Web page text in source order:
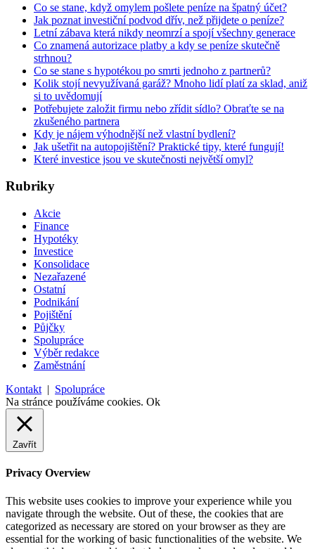
Co se stane, když omylem pošlete peníze na špatný účet?
Jak poznat investiční podvod dřív, než přijdete o peníze?
Letní zábava která nikdy neomrzí a spojí všechny generace
Co znamená autorizace platby a kdy se peníze skutečně
strhnou?
Co se stane s hypotékou po smrti jednoho z partnerů?
Kolik stojí nevyužívaná garáž? Mnoho lidí platí za sklad, aniž
si to uvědomují
Potřebujete založit firmu nebo zřídit sídlo? Obraťte se na
zkušeného partnera
Kdy je nájem výhodnější než vlastní bydlení?
Jak ušetřit na autopojištění? Praktické tipy, které fungují!
Které investice jsou ve skutečnosti největší omyl?
Rubriky
Akcie
Finance
Hypotéky
Investice
Konsolidace
Nezařazené
Ostatní
Podnikání
Pojištění
Půjčky
Spolupráce
Výběr redakce
Zaměstnání
Kontakt | Spolupráce
Na stránce používáme cookies. Ok
Zavřít
Privacy Overview
This website uses cookies to improve your experience while you
navigate through the website. Out of these, the cookies that are
categorized as necessary are stored on your browser as they are
essential for the working of basic functionalities of the website. We